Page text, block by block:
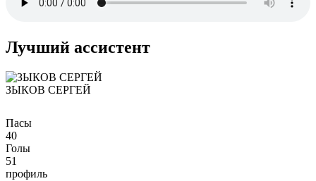
Лучший ассистент
ЗЫКОВ СЕРГЕЙ
Пасы
40
Голы
51
профиль